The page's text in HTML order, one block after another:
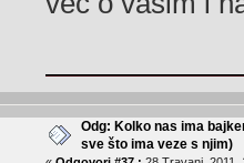
Odg: Kolko nas ima
sve što ima veze s njim)